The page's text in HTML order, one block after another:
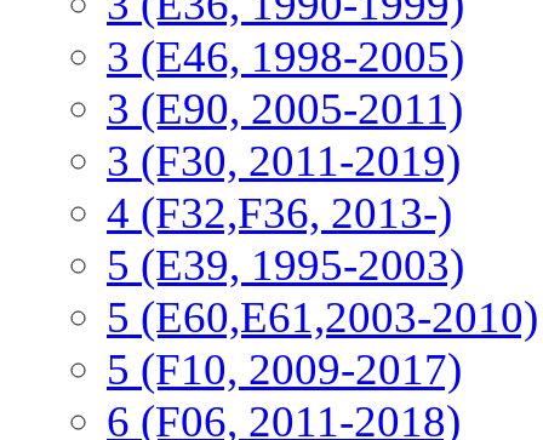
3 (E46, 1998-2005)
3 (E90, 2005-2011)
3 (F30, 2011-2019)
4 (F32,F36, 2013-)
5 (E39, 1995-2003)
5 (E60,E61,2003-2010)
5 (F10, 2009-2017)
6 (F06, 2011-2018)